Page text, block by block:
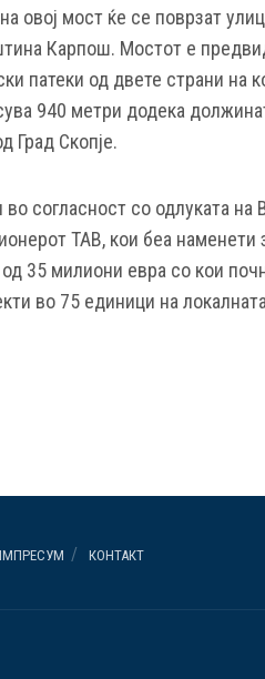
овој мост ќе се поврзат
Карпош. Мостот е
патеки од двете страни на
940 метри додека
Град Скопје.
согласност со одлуката на
ТАВ, кои беа наменети
35 милиони евра со кои
во 75 единици на
КОНТАКТ